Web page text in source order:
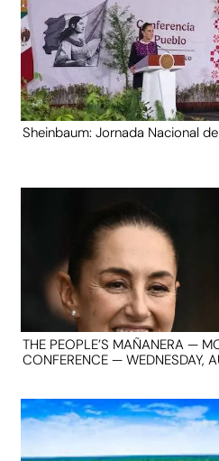
Sheinbaum: Jornada Nacional
THE PEOPLE’S MAÑANERA —
CONFERENCE — WEDNESDAY,